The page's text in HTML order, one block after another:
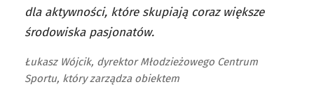
dla aktywności, które skupiają coraz większe
środowiska pasjonatów.
Łukasz Wójcik, dyrektor Młodzieżowego Centrum
Sportu, który zarządza obiektem